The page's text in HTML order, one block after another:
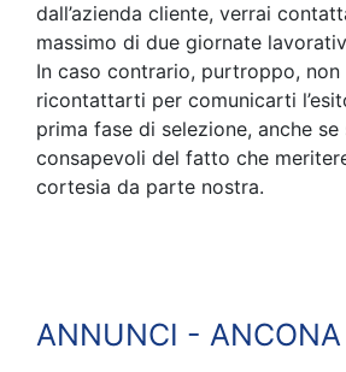
dall’azienda cliente, verrai
massimo di due giornate
In caso contrario, purtroppo, non
ricontattarti per comunicarti
prima fase di selezione, anche se
consapevoli del fatto che
cortesia da parte nostra.
ANNUNCI - ANCONA